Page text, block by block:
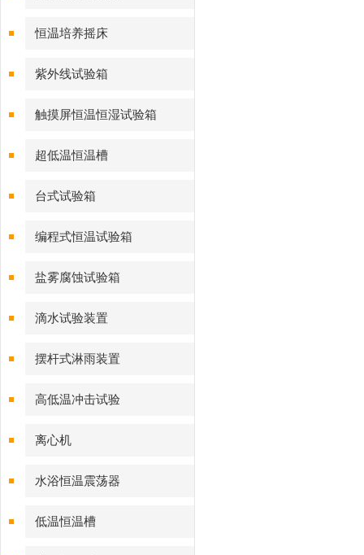
恒温培养摇床
紫外线试验箱
触摸屏恒温恒湿试验箱
超低温恒温槽
台式试验箱
编程式恒温试验箱
盐雾腐蚀试验箱
滴水试验装置
摆杆式淋雨装置
高低温冲击试验
离心机
水浴恒温震荡器
低温恒温槽